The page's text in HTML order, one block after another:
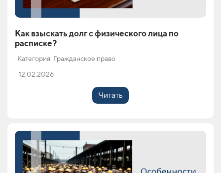
Как взыскать долг с физического лица по
расписке?
Категория: Гражданское право
12.02.2026
Читать